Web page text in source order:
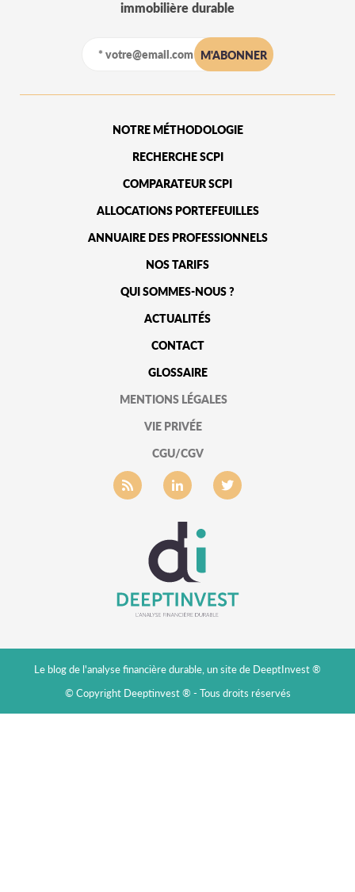
immobilière durable
NOTRE MÉTHODOLOGIE
RECHERCHE SCPI
COMPARATEUR SCPI
ALLOCATIONS PORTEFEUILLES
ANNUAIRE DES PROFESSIONNELS
NOS TARIFS
QUI SOMMES-NOUS ?
ACTUALITÉS
CONTACT
GLOSSAIRE
MENTIONS LÉGALES
VIE PRIVÉE
CGU/CGV
Le blog de l'analyse financière durable, un site de DeeptInvest ®
© Copyright Deeptinvest ® - Tous droits réservés